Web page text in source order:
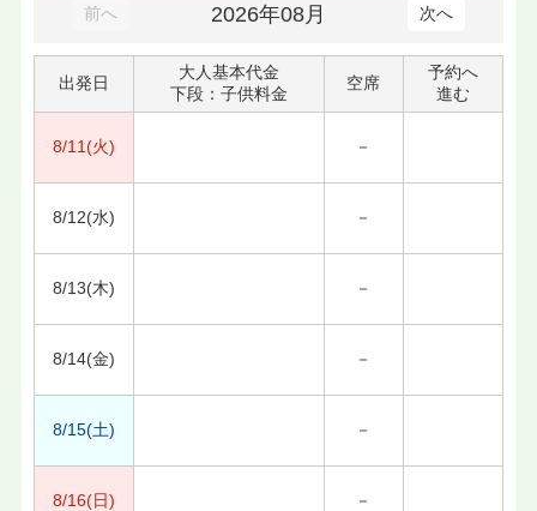
前へ 2026年08月 次へ
出発日
大人基本代金
下段：子供料金
空席
予約へ
進む
8/11(火) －
8/12(水) －
8/13(木) －
8/14(金) －
8/15(土) －
8/16(日) －